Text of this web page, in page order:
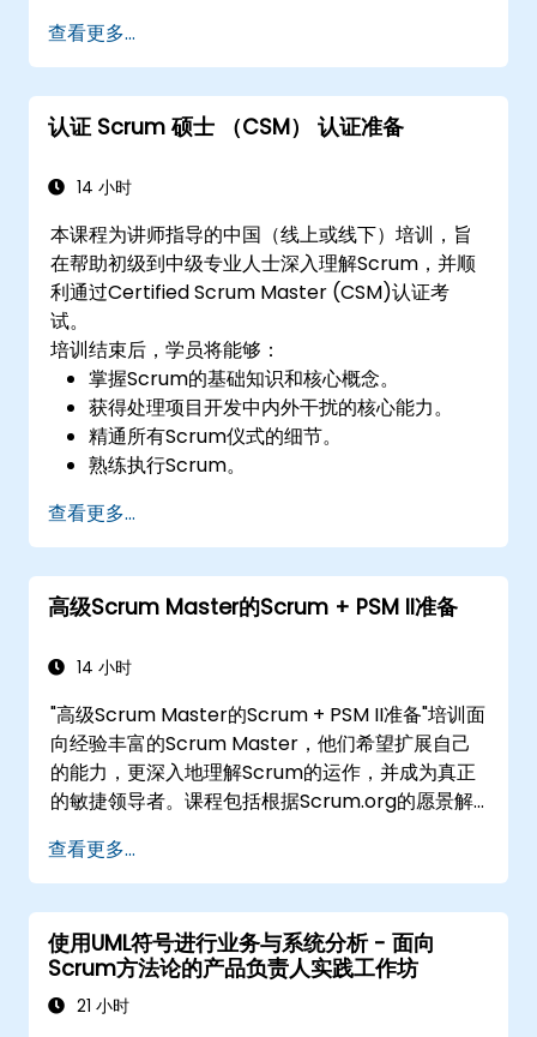
查看更多...
认证 Scrum 硕士 （CSM） 认证准备
14 小时
本课程为讲师指导的中国（线上或线下）培训，旨
在帮助初级到中级专业人士深入理解Scrum，并顺
利通过Certified Scrum Master (CSM)认证考
试。
培训结束后，学员将能够：
掌握Scrum的基础知识和核心概念。
获得处理项目开发中内外干扰的核心能力。
精通所有Scrum仪式的细节。
熟练执行Scrum。
证考试。
查看更多...
高级Scrum Master的Scrum + PSM II准备
14 小时
"高级Scrum Master的Scrum + PSM II准备"培训面
向经验丰富的Scrum Master，他们希望扩展自己
的能力，更深入地理解Scrum的运作，并成为真正
的敏捷领导者。课程包括根据Scrum.org的愿景解
要。参与者将获得关于Scrum的全面性、经验主义
方法、Scrum价值以及Scrum Master作为领导者
的角色的实践知识。此外，课程还为基于最新版
Scrum Guide的PSM II考试做准备。
查看更多...
使用UML符号进行业务与系统分析 - 面向
Scrum方法论的产品负责人实践工作坊
21 小时